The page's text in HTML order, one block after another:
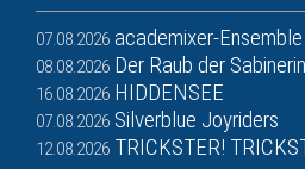
07.08.2026 academixer-
08.08.2026 Der Raub der
16.08.2026 HIDDENSEE
07.08.2026 Silverblue Joyriders
12.08.2026 TRICKSTER!